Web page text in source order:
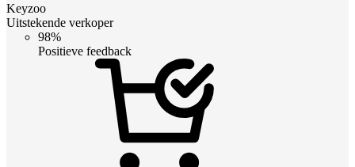
Keyzoo
Uitstekende verkoper
98%
Positieve feedback